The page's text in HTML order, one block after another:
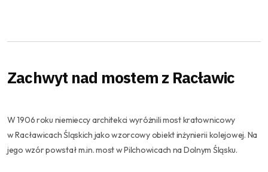
Zachwyt nad mostem z Racławic
W 1906 roku niemieccy architekci wyróżnili most kratownicowy
w Racławicach Śląskich jako wzorcowy obiekt inżynierii kolejowej. Na
jego wzór powstał m.in. most w Pilchowicach na Dolnym Śląsku.